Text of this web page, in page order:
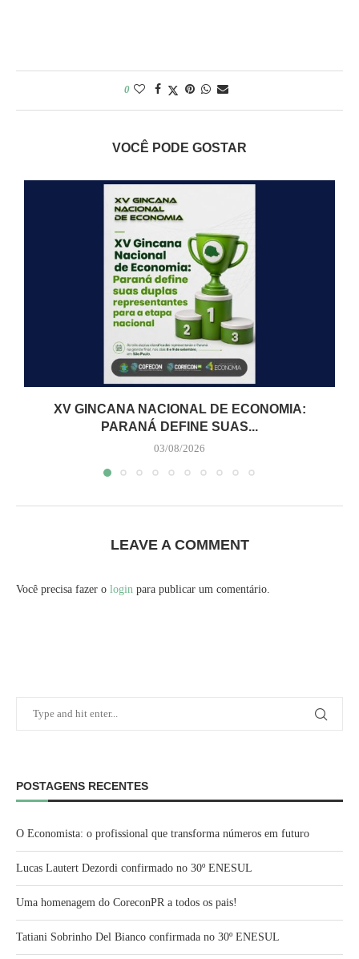
0
VOCÊ PODE GOSTAR
XV GINCANA NACIONAL DE ECONOMIA:
PARANÁ DEFINE SUAS...
03/08/2026
LEAVE A COMMENT
Você precisa fazer o login para publicar um comentário.
POSTAGENS RECENTES
O Economista: o profissional que transforma números em futuro
Lucas Lautert Dezordi confirmado no 30º ENESUL
Uma homenagem do CoreconPR a todos os pais!
Tatiani Sobrinho Del Bianco confirmada no 30º ENESUL